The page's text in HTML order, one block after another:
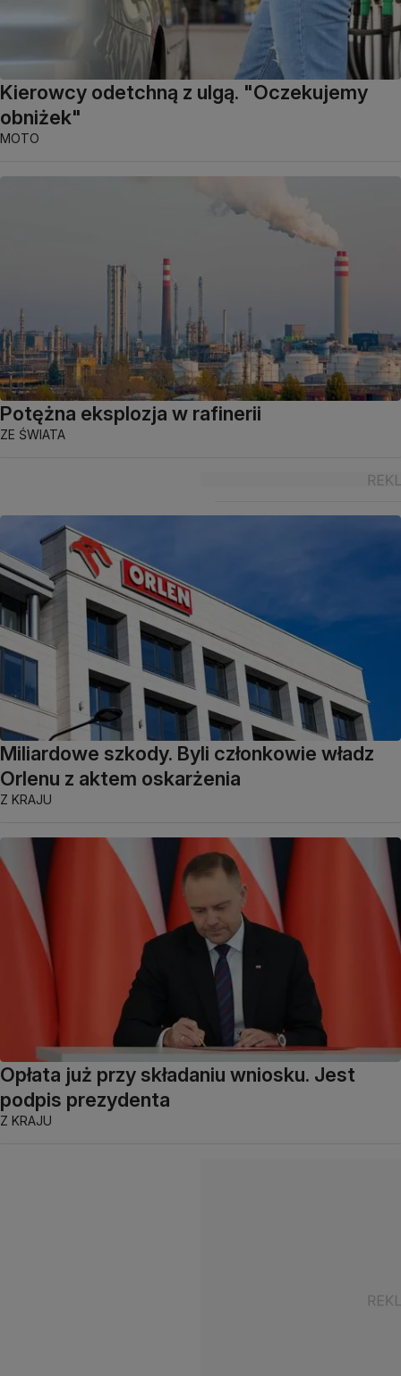
Kierowcy odetchną z ulgą. "Oczekujemy
obniżek"
MOTO
Potężna eksplozja w rafinerii
ZE ŚWIATA
Miliardowe szkody. Byli członkowie władz
Orlenu z aktem oskarżenia
Z KRAJU
Opłata już przy składaniu wniosku. Jest
podpis prezydenta
Z KRAJU